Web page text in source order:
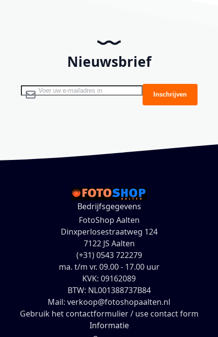
Nieuwsbrief
Abonneer u op onze nieuwsbrief Inschrijven
Bedrijfsgegevens
FotoShop Aalten
Dinxperlosestraatweg 124
7122 JS Aalten
(+31) 0543 722279
ma. t/m vr. 09.00 - 17.00 uur
KVK: 09162089
BTW: NL001388737B84
Mail: verkoop@fotoshopaalten.nl
Gebruik het contactformulier / use contact form
Informatie